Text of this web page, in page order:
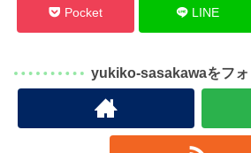
Pocket LINE
yukiko-sasakawaをフォ